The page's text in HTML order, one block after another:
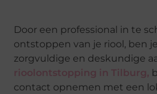
Door een professional in te
ontstoppen van je riool, ben
zorgvuldige en deskundige
rioolontstopping in Tilburg,
contact opnemen met een